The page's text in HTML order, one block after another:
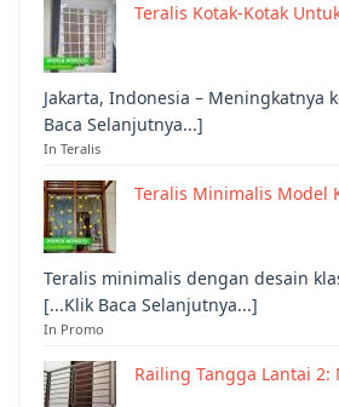
Teralis Kotak-Kotak
Jakarta, Indonesia – Meningkatnya
Baca Selanjutnya...]
In Teralis
Teralis Minimalis Model
Teralis minimalis dengan desain
[...Klik Baca Selanjutnya...]
In Promo
Railing Tangga Lantai